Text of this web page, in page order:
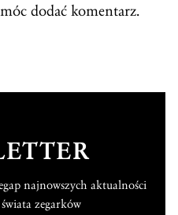
dodać komentarz.
najnowszych aktualności
zegarków